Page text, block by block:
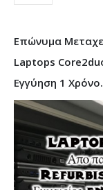
Επώνυμα
Laptops
Εγγύηση 1 Χρόνο.